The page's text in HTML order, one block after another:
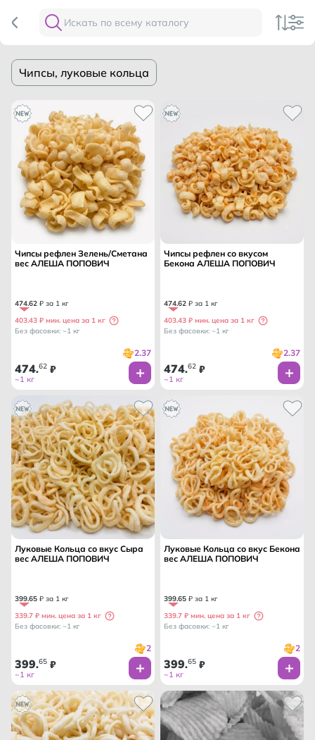
Чипсы, луковые кольца
Чипсы рефлен Зелень/Сметана
вес АЛЕША ПОПОВИЧ
474.62 ₽ за 1 кг
403.43 ₽ мин. цена за 1 кг
Без фасовки: ~1 кг
2.37
474.62 ₽
~1 кг
Чипсы рефлен со вкусом
Бекона АЛЕША ПОПОВИЧ
474.62 ₽ за 1 кг
403.43 ₽ мин. цена за 1 кг
Без фасовки: ~1 кг
2.37
474.62 ₽
~1 кг
Луковые Кольца со вкус Сыра
вес АЛЕША ПОПОВИЧ
399.65 ₽ за 1 кг
339.7 ₽ мин. цена за 1 кг
Без фасовки: ~1 кг
2
399.65 ₽
~1 кг
Луковые Кольца со вкус Бекона
вес АЛЕША ПОПОВИЧ
399.65 ₽ за 1 кг
339.7 ₽ мин. цена за 1 кг
Без фасовки: ~1 кг
2
399.65 ₽
~1 кг